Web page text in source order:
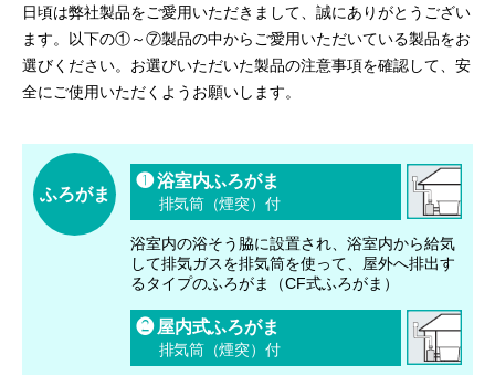
温水式床暖房リモコン
パネルヒーター
製品に関する大切なお知らせ
製品安全に関する大切なお知らせ
製品を安全に正しくおつかいいただくために
点検に関する大切なお知らせ
その他、製品に関するご連絡
あんしん点検
あんしん点検
点検依頼方法・点検料金
新規に購入されたお客様
所有者情報の登録方法
お問い合わせ先
使用期間お知らせサイン（タイムスタンプ）について
家庭用機器向けサービス
10年保証システム
日頃は弊社製品をご愛用いただきまして、誠にありがとうござい
ます。以下の①～⑦製品の中からご愛用いただいている製品をお
選びください。お選びいただいた製品の注意事項を確認して、安
全にご使用いただくようお願いします。
ふろがま
❶ 浴室内ふろがま
排気筒（煙突）付
浴室内の浴そう脇に設置され、浴室内から給気
して排気ガスを排気筒を使って、屋外へ排出す
るタイプのふろがま（CF式ふろがま）
❷ 屋内式ふろがま
排気筒（煙突）付